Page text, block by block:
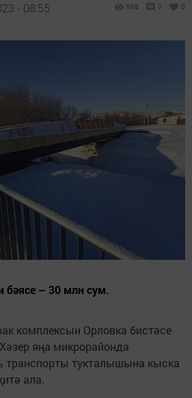
- 08:55 968 0 0
– 30 млн сум.
комплексын Орловка бистәсе
яңа микрорайонда
транспорты тукталышына кыска
ала.